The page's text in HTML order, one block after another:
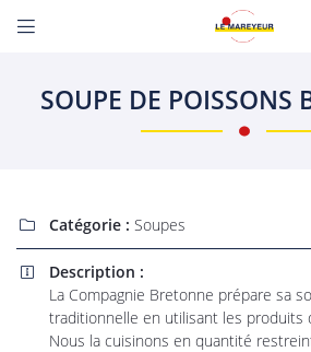

06 22 27 86 08
Adresse email de réception
SOUPE DE POISSONS
 Catégorie : Soupes

Description :
La Compagnie Bretonne prépare sa
traditionnelle en utilisant les produits
Nous la cuisinons en quantité